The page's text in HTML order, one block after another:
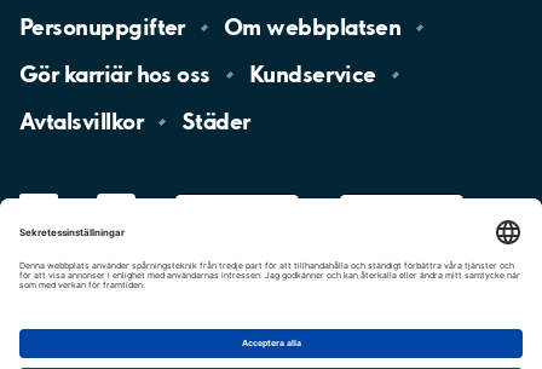
Personuppgifter Omwebbplatsen
Gör karriär hososs
Kundservice
Avtalsvillkor
Städer